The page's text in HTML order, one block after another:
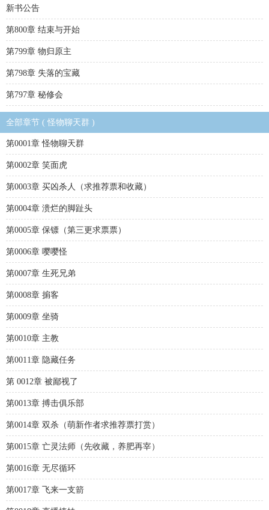
新书公告
第800章 结束与开始
第799章 物归原主
第798章 失落的宝藏
第797章 秘修会
全部章节 ( 怪物聊天群 )
第0001章 怪物聊天群
第0002章 笑面虎
第0003章 买凶杀人（求推荐票和收藏）
第0004章 溃烂的脚趾头
第0005章 保镖（第三更求票票）
第0006章 嘤嘤怪
第0007章 生死兄弟
第0008章 掮客
第0009章 坐骑
第0010章 主教
第0011章 隐藏任务
第 0012章 被鄙视了
第0013章 搏击俱乐部
第0014章 双杀（萌新作者求推荐票打赏）
第0015章 亡灵法师（先收藏，养肥再宰）
第0016章 无尽循环
第0017章 飞来一支箭